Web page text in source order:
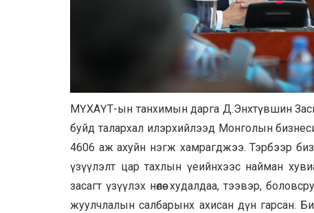
МҮХАҮТ-ын танхимын дарга Д.Энхтүвшин
буйд талархал илэрхийлээд Монголын
4606 аж ахуйн нэгж хамрагджээ. Тэрбээр
үзүүлэлт цар тахлын үеийнхээс найман
засагт үзүүлэх нөлөө худалдаа, тээвэр,
жуулчлалын салбарынх ахисан дүн гарсан.